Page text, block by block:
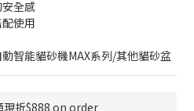
全感
使用
智能貓砂機MAX系列/其他貓砂盆
現折$888 on order